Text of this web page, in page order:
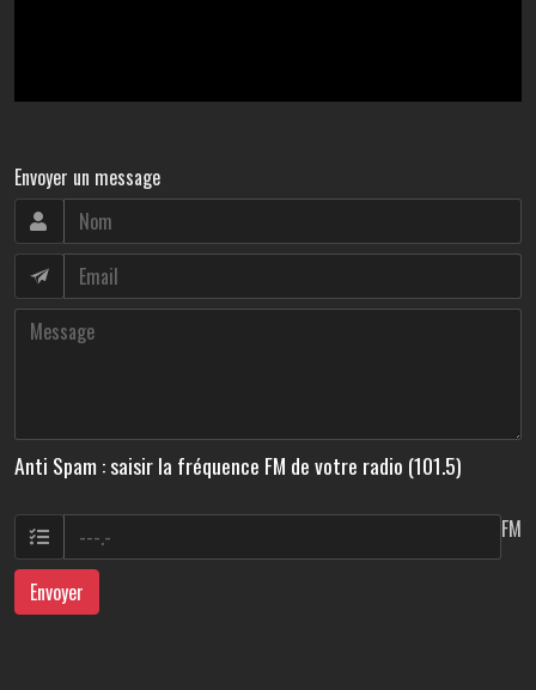
Envoyer un message
Anti Spam : saisir la fréquence FM de votre radio (101.5)
FM
Envoyer